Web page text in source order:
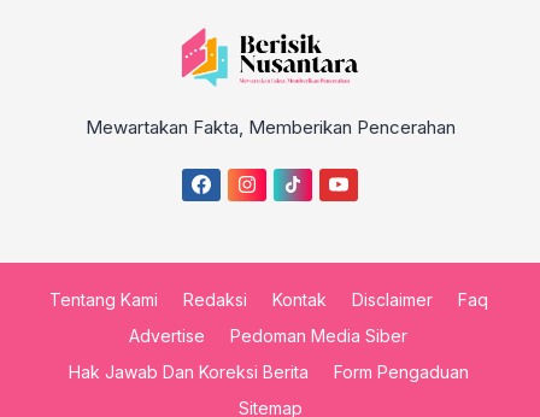
Mewartakan Fakta, Memberikan Pencerahan
Tentang Kami Redaksi Kontak Disclaimer
Faq
Advertise
Pedoman Media Siber
Hak Jawab Dan Koreksi Berita
Form Pengaduan
Sitemap